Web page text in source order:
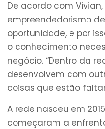
De acordo com
empreendedorismo
oportunidade, e por
o conhecimento
negócio. “Dentro da
desenvolvem com
coisas que estão
A rede nasceu em
começaram a